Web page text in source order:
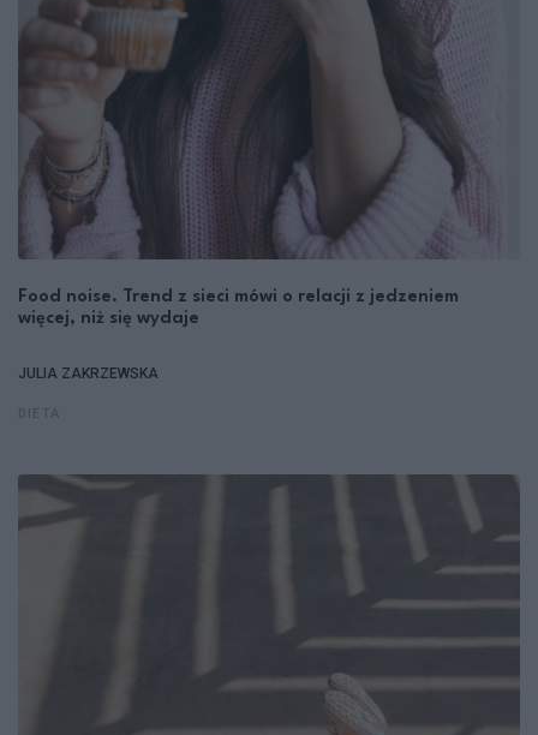
Food noise. Trend z sieci mówi o relacji z jedzeniem
więcej, niż się wydaje
JULIA ZAKRZEWSKA